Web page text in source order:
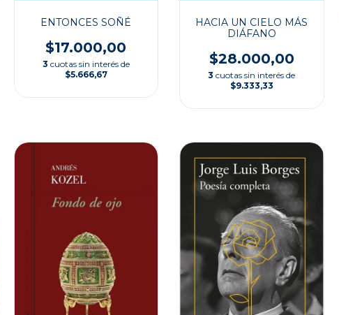
ENTONCES SOÑÉ
$17.000,00
3 cuotas sin interés de
$5.666,67
HACIA UN CIELO MÁS
DIÁFANO
$28.000,00
3 cuotas sin interés de
$9.333,33